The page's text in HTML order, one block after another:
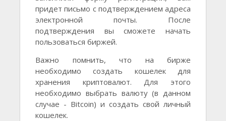
придет письмо с подтверждением адреса
электронной почты. После
подтверждения вы сможете начать
пользоваться биржей.
Важно помнить, что на бирже
необходимо создать кошелек для
хранения криптовалют. Для этого
необходимо выбрать валюту (в данном
случае - Bitcoin) и создать свой личный
кошелек.